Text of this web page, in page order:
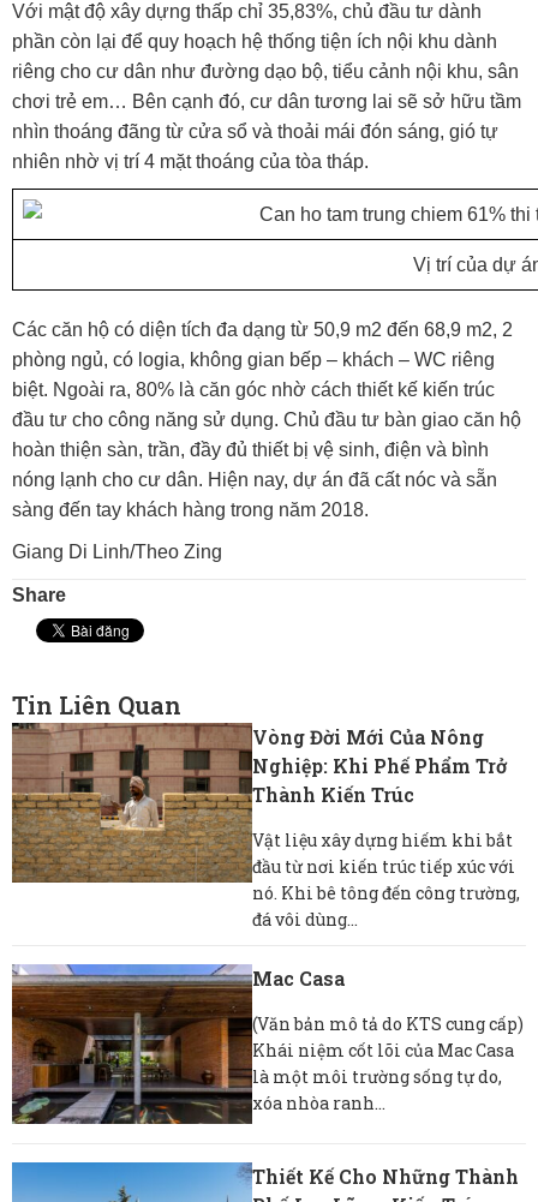
Với mật độ xây dựng thấp chỉ 35,83%, chủ đầu tư dành
phần còn lại để quy hoạch hệ thống tiện ích nội khu dành
riêng cho cư dân như đường dạo bộ, tiểu cảnh nội khu, sân
chơi trẻ em… Bên cạnh đó, cư dân tương lai sẽ sở hữu tầm
nhìn thoáng đãng từ cửa sổ và thoải mái đón sáng, gió tự
nhiên nhờ vị trí 4 mặt thoáng của tòa tháp.
Vị trí của dự
Các căn hộ có diện tích đa dạng từ 50,9 m2 đến 68,9 m2, 2
phòng ngủ, có logia, không gian bếp – khách – WC riêng
biệt. Ngoài ra, 80% là căn góc nhờ cách thiết kế kiến trúc
đầu tư cho công năng sử dụng. Chủ đầu tư bàn giao căn hộ
hoàn thiện sàn, trần, đầy đủ thiết bị vệ sinh, điện và bình
nóng lạnh cho cư dân. Hiện nay, dự án đã cất nóc và sẵn
sàng đến tay khách hàng trong năm 2018.
Giang Di Linh/Theo Zing
Share
Tin Liên Quan
Vòng Đời Mới Của Nông
Nghiệp: Khi Phế Phẩm Trở
Thành Kiến Trúc
Vật liệu xây dựng hiếm khi bắt
đầu từ nơi kiến ​​trúc tiếp xúc với
nó. Khi bê tông đến công trường,
đá vôi dùng...
Mac Casa
(Văn bản mô tả do KTS cung cấp)
Khái niệm cốt lõi của Mac Casa
là một môi trường sống tự do,
xóa nhòa ranh...
Thiết Kế Cho Những Thành